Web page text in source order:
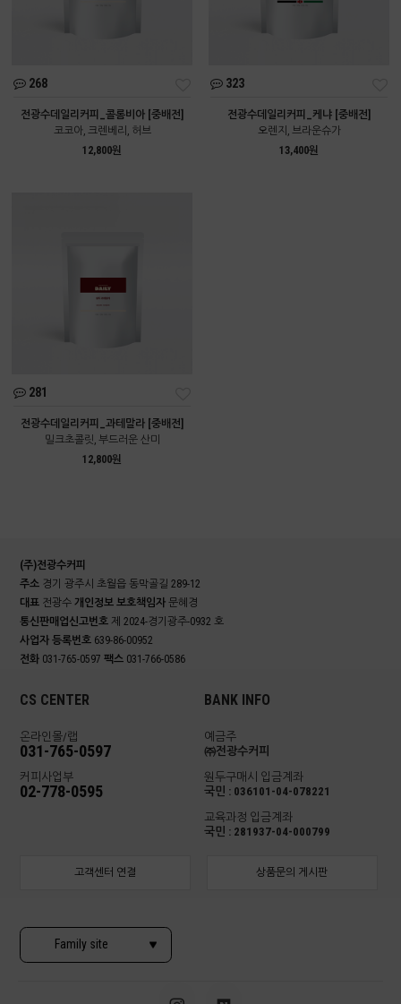
268
전광수데일리커피_콜롬비아 [중배전]
코코아, 크렌베리, 허브
12,800원
323
전광수데일리커피_케냐 [중배전]
오렌지, 브라운슈가
13,400원
281
전광수데일리커피_과테말라 [중배전]
밀크초콜릿, 부드러운 산미
12,800원
(주)전광수커피
주소 경기 광주시 초월읍 동막골길 289-12
대표 전광수개인정보 보호책임자 문혜경
통신판매업신고번호 제 2024-경기광주-0932 호
사업자 등록번호 639-86-00952
전화 031-765-0597팩스 031-766-0586
CS CENTER
온라인몰/랩
031-765-0597
커피사업부
02-778-0595
BANK INFO
예금주
㈜전광수커피
원두구매시 입금계좌
국민 : 036101-04-078221
교육과정 입금계좌
국민 : 281937-04-000799
고객센터 연결 상품문의 게시판
Family site